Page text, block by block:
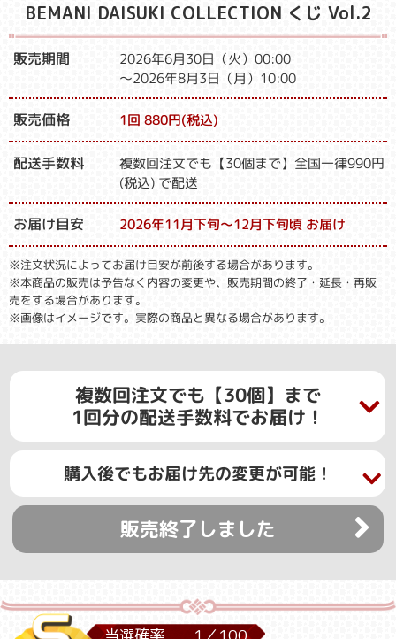
BEMANI DAISUKI COLLECTION くじ Vol.2
販売期間 2026年6月30日（火）00:00
～2026年8月3日（月）10:00
販売価格 1回 880円(税込)
配送手数料 複数回注文でも【30個まで】全国一律990円
(税込) で配送
お届け目安 2026年11月下旬～12月下旬頃 お届け
※注文状況によってお届け目安が前後する場合があります。
※本商品の販売は予告なく内容の変更や、販売期間の終了・延長・再販
売をする場合があります。
※画像はイメージです。実際の商品と異なる場合があります。
複数回注文でも【30個】まで
1回分の配送手数料でお届け！
購入後でもお届け先の変更が可能！
販売終了しました